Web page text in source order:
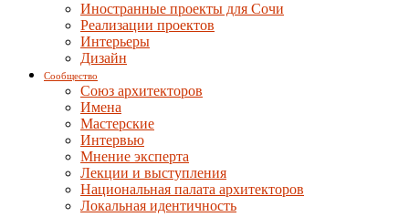
Иностранные проекты для Сочи
Реализации проектов
Интерьеры
Дизайн
Сообщество
Союз архитекторов
Имена
Мастерские
Интервью
Мнение эксперта
Лекции и выступления
Национальная палата архитекторов
Локальная идентичность